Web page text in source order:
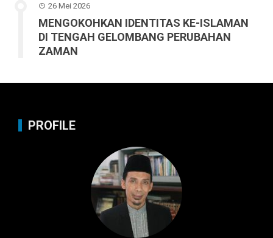
26 Mei 2026
MENGOKOHKAN IDENTITAS KE-ISLAMAN
DI TENGAH GELOMBANG PERUBAHAN
ZAMAN
PROFILE